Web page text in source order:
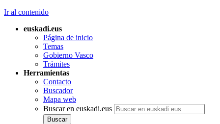
Ir al contenido
euskadi.eus
Página de inicio
Temas
Gobierno Vasco
Trámites
Herramientas
Contacto
Buscador
Mapa web
Buscar en euskadi.eus